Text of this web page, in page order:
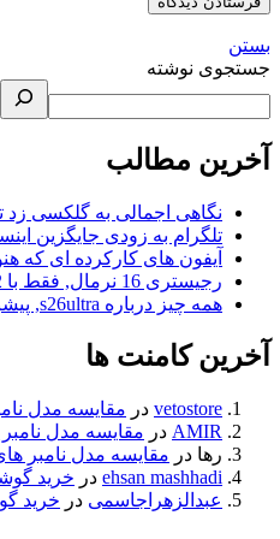
بستن
جستجوی نوشته
آخرین مطالب
نگاهی اجمالی به گلکسی زد تری فولد,
تلگرام به زودی جایگزین
آیفون های کارکرده ای که
رجیستری 16 نرمال, فقط با 12 میلیون!
همه چیز درباره s26ultra, پیشرفتی محدود اما قابل توجه
آخرین کامنت ها
vetostore در مقایسه مدل
AMIR در مقایسه مدل
رها در مقایسه مدل نامبر
ehsan mashhadi در خرید
عبدالزهراجاسمی در خرید